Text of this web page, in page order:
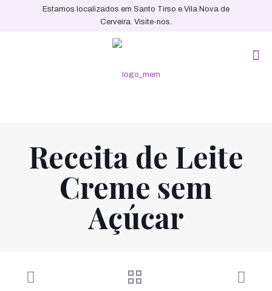
Estamos localizados em Santo Tirso e Vila Nova de
Cerveira. Visite-nos.
Receita de Leite
Creme sem
Açúcar